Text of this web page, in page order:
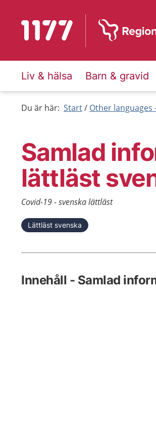
Till startsidan för 1177
Liv & hälsa Barn & gravid
Du är här: Start Other languages
Samlad
lättläst
Covid-19 - svenska lättläst
Lättläst svenska
Innehåll - Samlad